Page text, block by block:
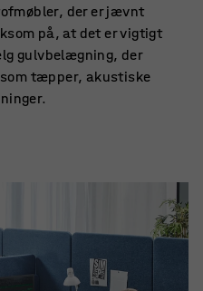
der er jævnt
på, at det er vigtigt
gulvbelægning, der
tæpper, akustiske